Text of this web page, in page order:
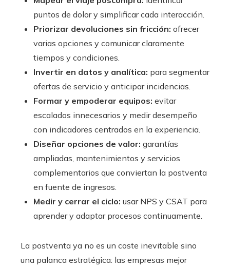
puntos de dolor y simplificar cada interacción.
Priorizar devoluciones sin fricción: ofrecer
varias opciones y comunicar claramente
tiempos y condiciones.
Invertir en datos y analítica: para segmentar
ofertas de servicio y anticipar incidencias.
Formar y empoderar equipos: evitar
escalados innecesarios y medir desempeño
con indicadores centrados en la experiencia.
Diseñar opciones de valor: garantías
ampliadas, mantenimientos y servicios
complementarios que conviertan la postventa
en fuente de ingresos.
Medir y cerrar el ciclo: usar NPS y CSAT para
aprender y adaptar procesos continuamente.
La postventa ya no es un coste inevitable sino
una palanca estratégica: las empresas mejor